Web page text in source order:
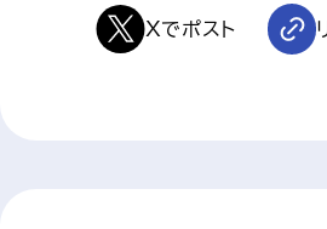
Xでポスト